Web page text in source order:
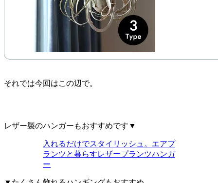
それでは今回はこの辺で。
レザー製のハンガーもおすすめです▼
入れるだけでスタイリッシュ。エアプ
ランツと暮らすレザープランツハンガ
ー